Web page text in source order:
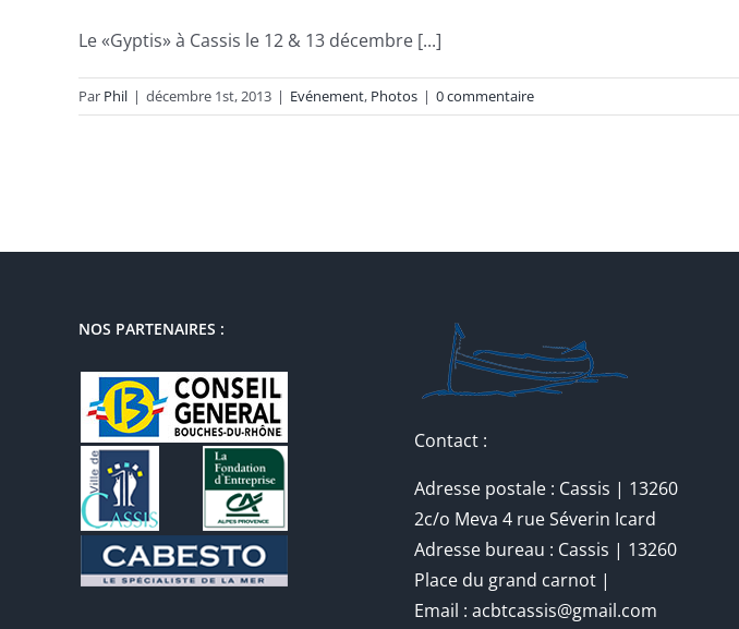
Le «Gyptis» à Cassis le 12 & 13 décembre [...]
Par Phil | décembre 1st, 2013 | Evénement, Photos | 0 commentaire
NOS PARTENAIRES :
Contact :
Adresse postale : Cassis | 13260
2c/o Meva 4 rue Séverin Icard
Adresse bureau : Cassis | 13260
Place du grand carnot |
Email : acbtcassis@gmail.com